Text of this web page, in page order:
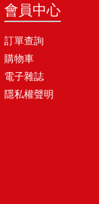
會員中心
訂單查詢
購物車
電子雜誌
隱私權聲明